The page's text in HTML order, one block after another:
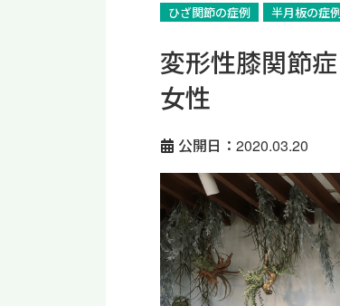
ひざ関節の症例 半月板の症
変形性膝関節
女性
公開日：2020.03.20